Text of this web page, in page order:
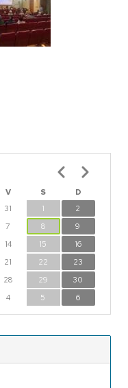
V S
D
31 1
2
7 8
9
14 15
16
21 22
23
28 29
30
4 5 6
Paginación